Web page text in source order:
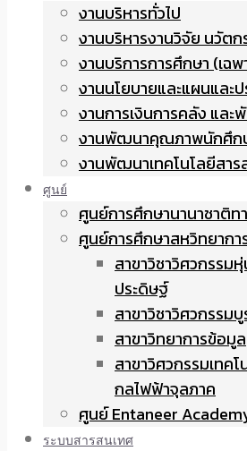
งานบริหารทั่วไป
งานบริหารงานวิจัย นวัตก
งานบริการการศึกษา (เฉ
งานนโยบายและแผนแล
งานการเงินการคลัง และ
งานพัฒนาคุณภาพนักศึก
งานพัฒนาเทคโนโลยีสาร
ศูนย์
ศูนย์การศึกษานานาชาติท
ศูนย์การศึกษาสหวิทยากา
สาขาวิชาวิศวกรร
ประดิษฐ์
สาขาวิชาวิศวกรรม
สาขาวิทยาการข้อมูล
สาขาวิศวกรรมเทค
กลไฟฟ้าจุลภาค
ศูนย์ Entaneer
ระบบสารสนเทศ